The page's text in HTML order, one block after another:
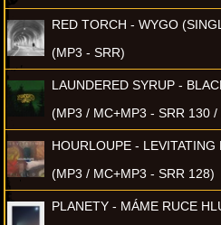
RED TORCH - WYGO
(MP3 - SRR)
LAUNDERED SYRUP -
(MP3 / MC+MP3 - SRR 130 /
HOURLOUPE - LEVITATING
(MP3 / MC+MP3 - SRR 128)
PLANETY - MÁME RUCE